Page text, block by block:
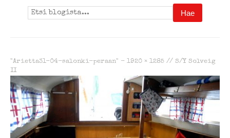
Search
for:
"Arietta31-04-salonki-peraan" - 1920 × 1285 // S/Y Solveig
II